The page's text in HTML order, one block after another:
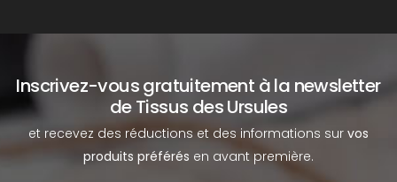
Inscrivez-vous gratuitement à la newsletter
de Tissus des Ursules
et recevez des réductions et des informations sur vos
produits préférés en avant première.